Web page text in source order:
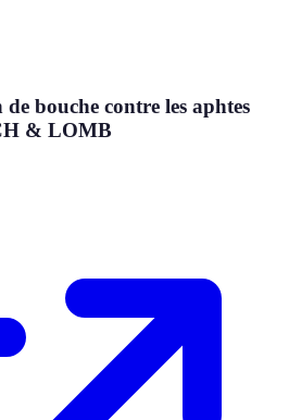
bouche contre les aphtes
& LOMB